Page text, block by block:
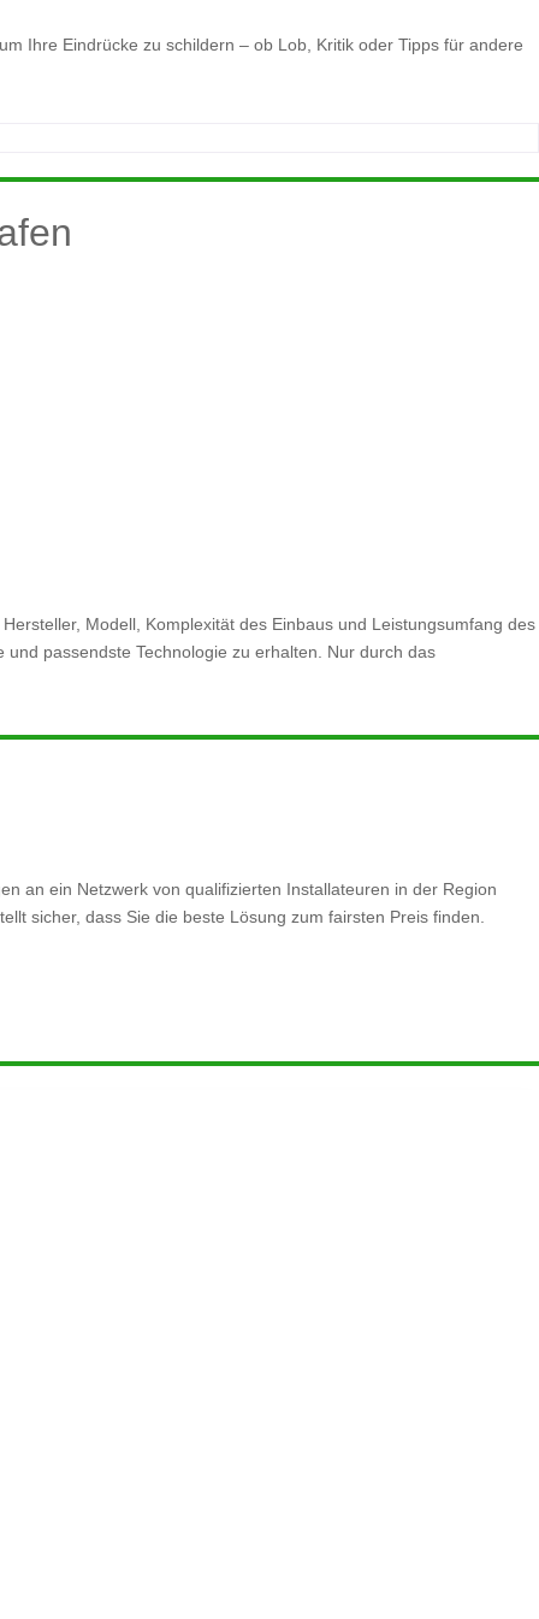
Ihre Eindrücke zu schildern – ob Lob, Kritik oder Tipps für andere
Modell, Komplexität des Einbaus und Leistungsumfang des
passendste Technologie zu erhalten. Nur durch das
an ein Netzwerk von qualifizierten Installateuren in der Region
sicher, dass Sie die beste Lösung zum fairsten Preis finden.